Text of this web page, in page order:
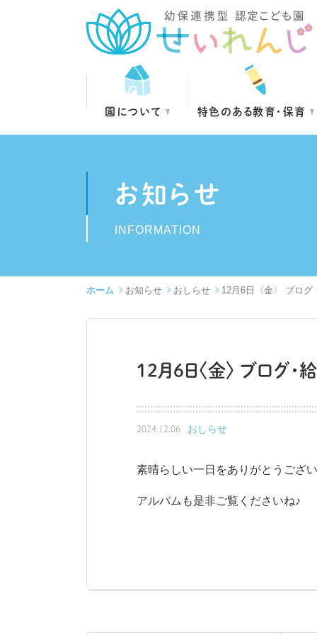
園について 特色のある教育・保育
お知らせ
INFORMATION
ホーム お知らせ おしらせ 12月6日〈金〉 ブログ
12月6日〈金〉 ブログ・
2024.12.06 おしらせ
素晴らしい一日をありがとうござ
アルバムも是非ご覧くださいね♪